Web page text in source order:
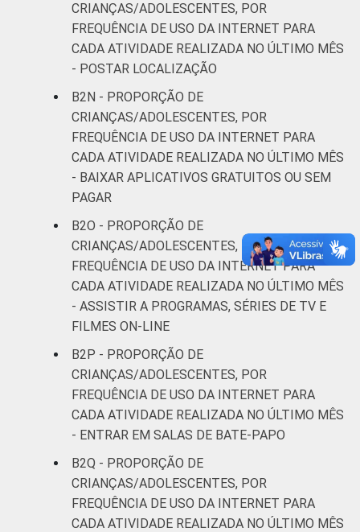
CRIANÇAS/ADOLESCENTES, POR
FREQUÊNCIA DE USO DA INTERNET PARA
CADA ATIVIDADE REALIZADA NO ÚLTIMO MÊS
- POSTAR LOCALIZAÇÃO
B2N - PROPORÇÃO DE
CRIANÇAS/ADOLESCENTES, POR
FREQUÊNCIA DE USO DA INTERNET PARA
CADA ATIVIDADE REALIZADA NO ÚLTIMO MÊS
- BAIXAR APLICATIVOS GRATUITOS OU SEM
PAGAR
B2O - PROPORÇÃO DE
CRIANÇAS/ADOLESCENTES, POR
FREQUÊNCIA DE USO DA INTERNET PARA
CADA ATIVIDADE REALIZADA NO ÚLTIMO MÊS
- ASSISTIR A PROGRAMAS, SÉRIES DE TV E
FILMES ON-LINE
B2P - PROPORÇÃO DE
CRIANÇAS/ADOLESCENTES, POR
FREQUÊNCIA DE USO DA INTERNET PARA
CADA ATIVIDADE REALIZADA NO ÚLTIMO MÊS
- ENTRAR EM SALAS DE BATE-PAPO
B2Q - PROPORÇÃO DE
CRIANÇAS/ADOLESCENTES, POR
FREQUÊNCIA DE USO DA INTERNET PARA
CADA ATIVIDADE REALIZADA NO ÚLTIMO MÊS